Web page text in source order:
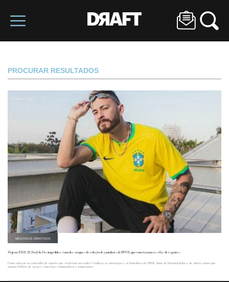
PROCURAR RESULTADOS
NEGÓCIOS CRIATIVOS
Hoje no BBB 23, Fred, do Desimpedidos, é um dos craques da seleção de youtubers da NWB, que conecta marcas e fãs de esportes
Como nascem os conteúdos de esporte que viralizam nas redes? Conheça as estratégias e os bastidores da NWB, dona do Desimpedidos e de outros canais que
somam bilhões de views e conectam consumidores e anunciantes.